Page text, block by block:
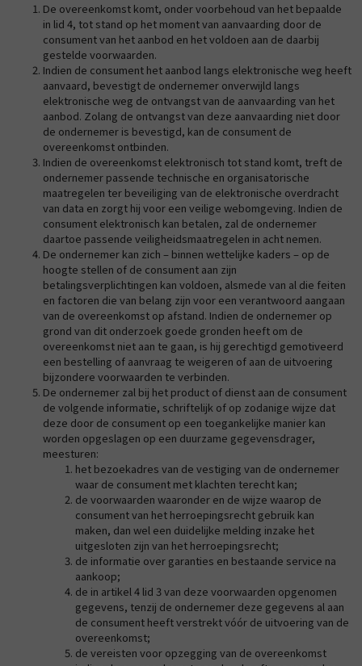
De overeenkomst komt, onder voorbehoud van het bepaalde
in lid 4, tot stand op het moment van aanvaarding door de
consument van het aanbod en het voldoen aan de daarbij
gestelde voorwaarden.
Indien de consument het aanbod langs elektronische weg heeft
aanvaard, bevestigt de ondernemer onverwijld langs
elektronische weg de ontvangst van de aanvaarding van het
aanbod. Zolang de ontvangst van deze aanvaarding niet door
de ondernemer is bevestigd, kan de consument de
overeenkomst ontbinden.
Indien de overeenkomst elektronisch tot stand komt, treft de
ondernemer passende technische en organisatorische
maatregelen ter beveiliging van de elektronische overdracht
van data en zorgt hij voor een veilige webomgeving. Indien de
consument elektronisch kan betalen, zal de ondernemer
daartoe passende veiligheidsmaatregelen in acht nemen.
De ondernemer kan zich – binnen wettelijke kaders – op de
hoogte stellen of de consument aan zijn
betalingsverplichtingen kan voldoen, alsmede van al die feiten
en factoren die van belang zijn voor een verantwoord aangaan
van de overeenkomst op afstand. Indien de ondernemer op
grond van dit onderzoek goede gronden heeft om de
overeenkomst niet aan te gaan, is hij gerechtigd gemotiveerd
een bestelling of aanvraag te weigeren of aan de uitvoering
bijzondere voorwaarden te verbinden.
De ondernemer zal bij het product of dienst aan de consument
de volgende informatie, schriftelijk of op zodanige wijze dat
deze door de consument op een toegankelijke manier kan
worden opgeslagen op een duurzame gegevensdrager,
meesturen:
het bezoekadres van de vestiging van de ondernemer
waar de consument met klachten terecht kan;
de voorwaarden waaronder en de wijze waarop de
consument van het herroepingsrecht gebruik kan
maken, dan wel een duidelijke melding inzake het
uitgesloten zijn van het herroepingsrecht;
de informatie over garanties en bestaande service na
aankoop;
de in artikel 4 lid 3 van deze voorwaarden opgenomen
gegevens, tenzij de ondernemer deze gegevens al aan
de consument heeft verstrekt vóór de uitvoering van de
overeenkomst;
de vereisten voor opzegging van de overeenkomst